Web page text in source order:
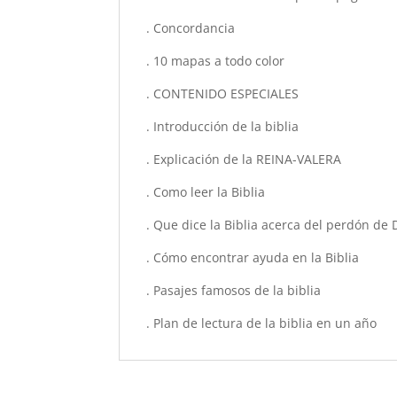
. Concordancia
. 10 mapas a todo color
. CONTENIDO ESPECIALES
. Introducción de la biblia
. Explicación de la REINA-VALERA
. Como leer la Biblia
. Que dice la Biblia acerca del perdón de
. Cómo encontrar ayuda en la Biblia
. Pasajes famosos de la biblia
. Plan de lectura de la biblia en un año